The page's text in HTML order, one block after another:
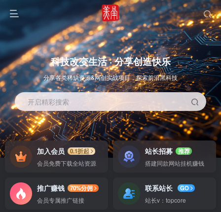
OS教程 SOFT教程
科技改变生活 · 分享创造快乐
分享各类稀缺资源&网创实战项目，探索前沿黑科技
开启精彩搜索
加入会员
0.1折起
会员免费下载全站资源
站长招募
推荐
搭建同款网站挂机赚钱
推广赚钱
70%分佣
会员专属推广链接
联系站长
GO
站长v：topcore